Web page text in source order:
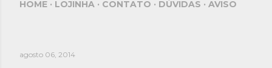
HOME LOJINHA CONTATO DÚVIDAS AVISO
agosto 06, 2014